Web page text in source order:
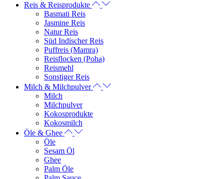
Reis & Reisprodukte
Basmati Reis
Jasmine Reis
Natur Reis
Süd Indischer Reis
Puffreis (Mamra)
Reisflocken (Poha)
Reismehl
Sonstiger Reis
Milch & Milchpulver
Milch
Milchpulver
Kokosprodukte
Kokosmilch
Öle & Ghee
Öle
Sesam Öl
Ghee
Palm Öle